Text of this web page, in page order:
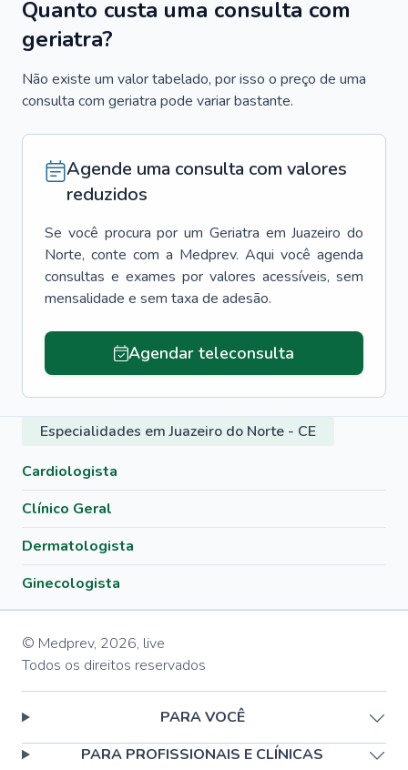
Quanto custa uma consulta com
geriatra?
Não existe um valor tabelado, por isso o preço de uma
consulta com geriatra pode variar bastante.
Agende uma consulta com valores
reduzidos
Se você procura por um Geriatra em Juazeiro do
Norte, conte com a Medprev. Aqui você agenda
consultas e exames por valores acessíveis, sem
mensalidade e sem taxa de adesão.
Agendar teleconsulta
Especialidades em Juazeiro do Norte - CE
Cardiologista
Clínico Geral
Dermatologista
Ginecologista
© Medprev, 2026, live
Todos os direitos reservados
PARA VOCÊ
PARA PROFISSIONAIS E CLÍNICAS